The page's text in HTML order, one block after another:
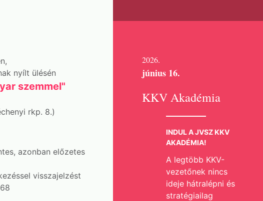
2026.
június 16.
KKV Akadémia
INDUL A JVSZ KKV
AKADÉMIA!
A legtöbb KKV-
vezetőnek nincs
ideje hátralépni és
stratégiailag
nyílt ülésén
szemmel"
rkp. 8.)
azonban előzetes
visszajelzést